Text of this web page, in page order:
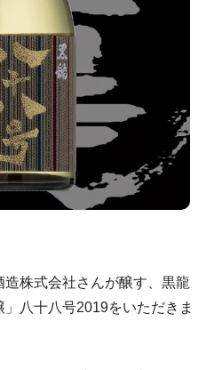
株式会社さんが醸す、黒龍
」八十八号2019をいただきま